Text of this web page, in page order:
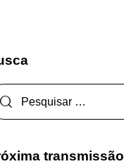
transmissão